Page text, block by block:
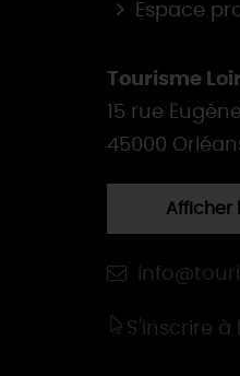
Espace
Tourisme
15 rue
45000
Afficher
S'inscrire à